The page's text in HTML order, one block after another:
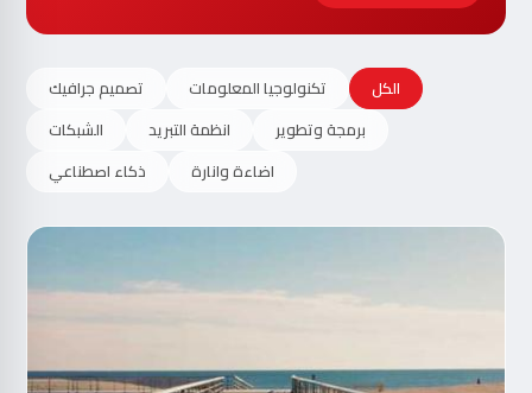
الكل تكنولوجيا المعلومات
تصميم جرافيك
برمجة وتطوير
انظمة التبريد
الشبكات
اضاءة وانارة
ذكاء اصطناعي